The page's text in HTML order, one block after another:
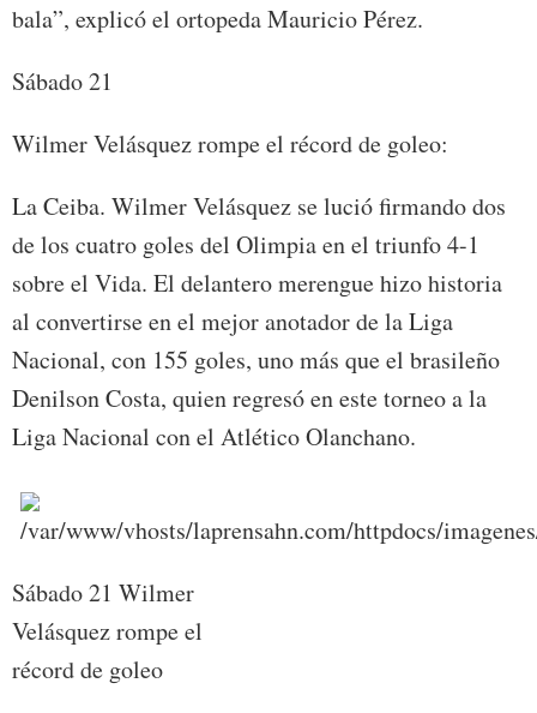
bala”, explicó el ortopeda Mauricio Pérez.
Sábado 21
Wilmer Velásquez rompe el récord de goleo:
La Ceiba. Wilmer Velásquez se lució firmando dos
de los cuatro goles del Olimpia en el triunfo 4-1
sobre el Vida. El delantero merengue hizo historia
al convertirse en el mejor anotador de la Liga
Nacional, con 155 goles, uno más que el brasileño
Denilson Costa, quien regresó en este torneo a la
Liga Nacional con el Atlético Olanchano.
Sábado 21 Wilmer
Velásquez rompe el
récord de goleo